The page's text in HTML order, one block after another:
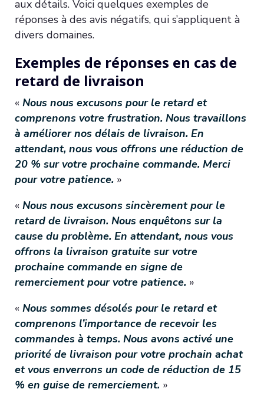
aux détails. Voici quelques exemples de
réponses à des avis négatifs, qui s’appliquent à
divers domaines.
Exemples de réponses en cas de
retard de livraison
« Nous nous excusons pour le retard et
comprenons votre frustration. Nous travaillons
à améliorer nos délais de livraison. En
attendant, nous vous offrons une réduction de
20 % sur votre prochaine commande. Merci
pour votre patience. »
« Nous nous excusons sincèrement pour le
retard de livraison. Nous enquêtons sur la
cause du problème. En attendant, nous vous
offrons la livraison gratuite sur votre
prochaine commande en signe de
remerciement pour votre patience. »
« Nous sommes désolés pour le retard et
comprenons l’importance de recevoir les
commandes à temps. Nous avons activé une
priorité de livraison pour votre prochain achat
et vous enverrons un code de réduction de 15
% en guise de remerciement. »